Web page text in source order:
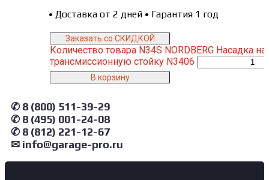
• Доставка от 2 дней • Гарантия 1 год
Заказать со СКИДКОЙ
Количество товара N34S NORDBERG Насадка на
трансмиссионную стойку N3406
В корзину
✆ 8 (800) 511-39-29
✆ 8 (495) 001-24-08
✆ 8 (812) 221-12-67
✉ info@garage-pro.ru